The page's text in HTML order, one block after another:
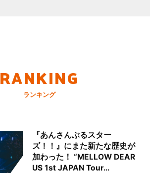
RANKING
ランキング
『あんさんぶるスター
ズ！！』にまた新たな歴史が
加わった！ “MELLOW DEAR
US 1st JAPAN Tour